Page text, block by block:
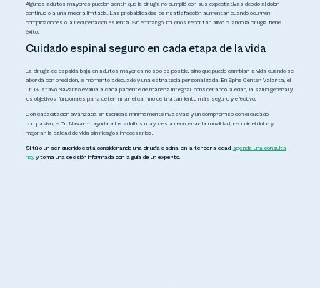
Algunos adultos mayores pueden sentir que la cirugía no cumplió con sus expectativas debido al dolor
continuo o a una mejora limitada. Las probabilidades de insatisfacción aumentan cuando ocurren
complicaciones o la recuperación es lenta. Sin embargo, muchos reportan alivio cuando la cirugía tiene
éxito.
Cuidado espinal seguro en cada etapa de la vida
La cirugía de espalda baja en adultos mayores no solo es posible, sino que puede cambiar la vida cuando se
aborda con precisión, el momento adecuado y una estrategia personalizada. En Spine Center Vallarta, el
Dr. Gustavo Navarro evalúa a cada paciente de manera integral, considerando la edad, la salud general y
los objetivos funcionales para determinar el camino de tratamiento más seguro y efectivo.
Con capacitación avanzada en técnicas mínimamente invasivas y un compromiso con el cuidado
compasivo, el Dr. Navarro ayuda a los adultos mayores a recuperar la movilidad, reducir el dolor y
mejorar la calidad de vida sin riesgos innecesarios.
Si tú o un ser querido está considerando una cirugía espinal en la tercera edad, agenda una consulta
hoyy toma una decisión informada con la guía de un experto.